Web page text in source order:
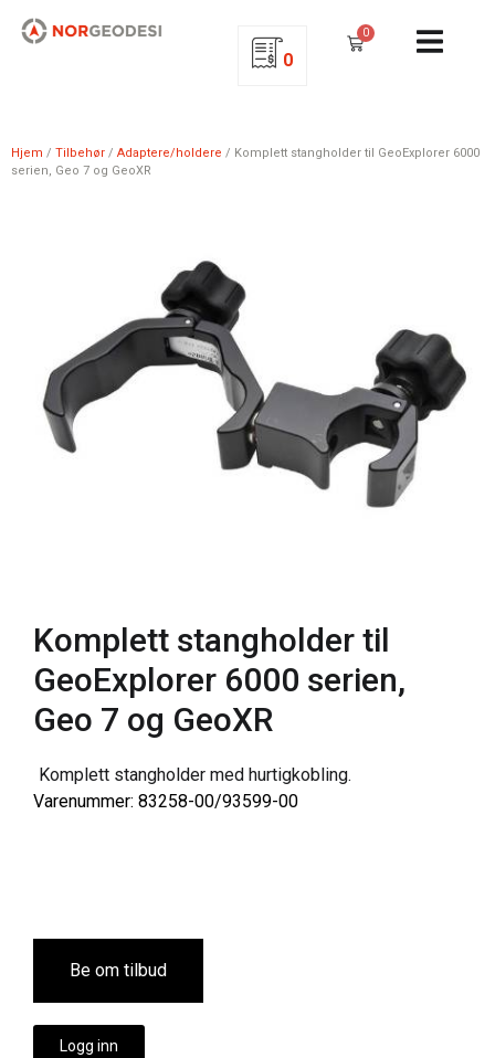
0
0
Hjem / Tilbehør / Adaptere/holdere / Komplett stangholder til GeoExplorer 6000
serien, Geo 7 og GeoXR
Komplett stangholder til
GeoExplorer 6000 serien,
Geo 7 og GeoXR
Komplett stangholder med hurtigkobling.
Varenummer: 83258-00/93599-00
Be om tilbud
Logg inn